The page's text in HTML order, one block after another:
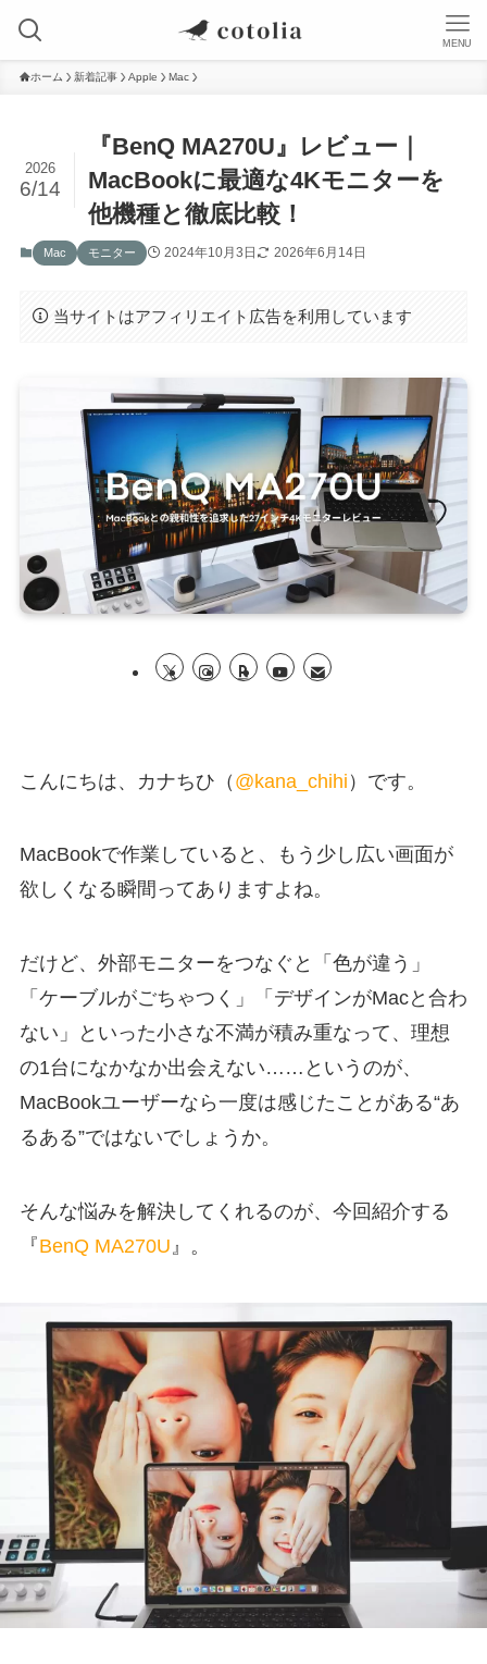
MENU
ホーム 新着記事 Apple Mac
『BenQ MA270U』レビュー｜
MacBookに最適な4Kモニターを
他機種と徹底比較！
2026
6/14
Mac モニター 2024年10月3日 2026年6月14日
当サイトはアフィリエイト広告を利用しています
こんにちは、カナちひ（ @kana_chihi ）です。
MacBookで作業していると、もう少し広い画面が
欲しくなる瞬間ってありますよね。
だけど、外部モニターをつなぐと「色が違う」
「ケーブルがごちゃつく」「デザインがMacと合わ
ない」といった小さな不満が積み重なって、理想
の1台になかなか出会えない……というのが、
MacBookユーザーなら一度は感じたことがある“あ
るある”ではないでしょうか。
そんな悩みを解決してくれるのが、今回紹介する
『BenQMA270U 』。